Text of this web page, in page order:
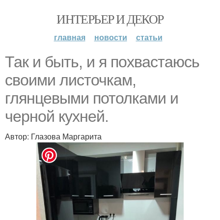
ИНТЕРЬЕР И ДЕКОР
главная новости статьи
Так и быть, и я похвастаюсь
своими листочкам,
глянцевыми потолками и
черной кухней.
Автор: Глазова Маргарита